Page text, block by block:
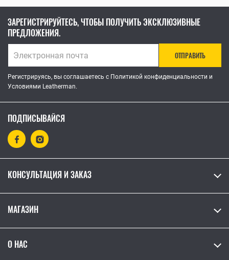
ЗАРЕГИСТРИРУЙТЕСЬ, ЧТОБЫ ПОЛУЧИТЬ ЭКСКЛЮЗИВНЫЕ
ПРЕДЛОЖЕНИЯ.
ОТПРАВИТЬ
Регистрируясь, вы соглашаетесь с Политикой конфиденциальности и
Условиями Leatherman.
ПОДПИСЫВАЙСЯ
КОНСУЛЬТАЦИЯ И ЗАКАЗ
МАГАЗИН
О НАС